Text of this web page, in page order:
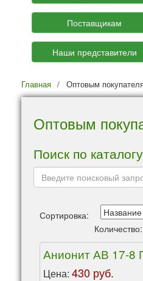
Поставщикам
Наши представители
Главная / Оптовым
Оптовым
Поиск по каталогу
Сортировка:
Количество:
Анионит АВ 17-8
Цена: 430 руб.